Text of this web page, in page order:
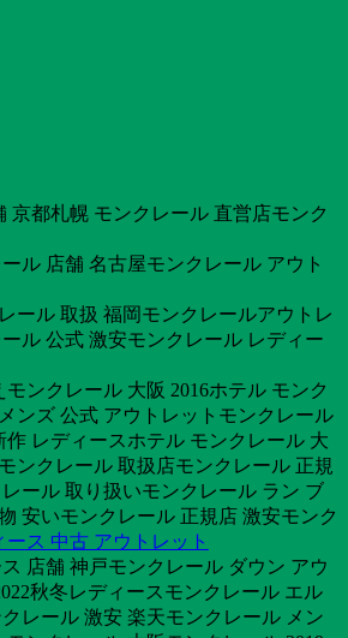
都札幌 モンクレール 直営店モンク
ル 店舗 名古屋モンクレール アウト
ール 取扱 福岡モンクレールアウトレ
ル 公式 激安モンクレール レディー
ンクレール 大阪 2016ホテル モンク
ンズ 公式 アウトレットモンクレール
レディースホテル モンクレール 大
ンクレール 取扱店モンクレール 正規
ール 取り扱いモンクレール ラン ブ
安いモンクレール 正規店 激安モンク
ス 中古 アウトレット
店舗 神戸モンクレール ダウン アウ
秋冬レディースモンクレール エル
レール 激安 楽天モンクレール メン